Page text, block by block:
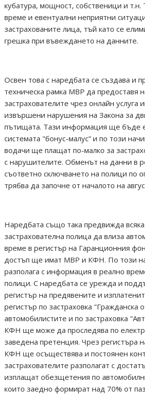
кубатура, мощност, собственици и т.н.
време и евентуални неприятни
застрахованите лица, тъй като се
грешка при въвеждането на данните.
Освен това с наредбата се създава и
техническа рамка МВР да предоставя
застрахователите чрез онлайн услуга
извършени нарушения на Закона за
пътищата. Тази информация ще бъде
системата "бонус-малус” и по този
водачи ще плащат по-малко за
с нарушителите. Обменът на данни в
съответно сключването на полици по
трябва да започне от началото на
Наредбата също така предвижда
застрахователна полица да влиза
време в регистър на Гаранционния
достъп ще имат МВР и КФН. По този
разполага с информация в реално
полици. С наредбата се урежда и
регистър на предявените и
регистър по застраховка "Гражданска
автомобилистите и по застраховка
КФН ще може да проследява по
заведена претенция. Чрез регистъра
КФН ще осъществява и постоянен
застрахователите разполагат с
изплащат обезщетения по
които заедно формират над 70% от